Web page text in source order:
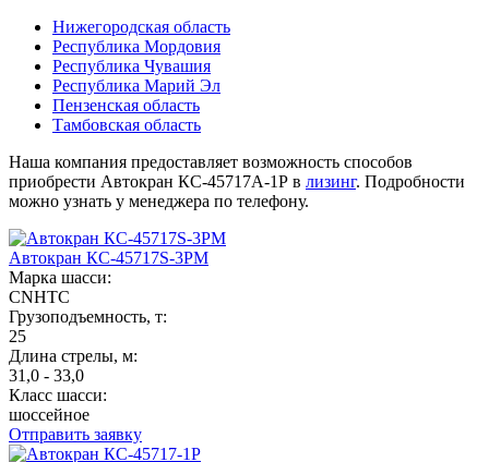
Нижегородская область
Республика Мордовия
Республика Чувашия
Республика Марий Эл
Пензенская область
Тамбовская область
Наша компания предоставляет возможность способов
приобрести Автокран КС-45717А-1Р в лизинг. Подробности
можно узнать у менеджера по телефону.
Автокран КС-45717S-3РМ
Марка шасси:
CNHTC
Грузоподъемность, т:
25
Длина стрелы, м:
31,0 - 33,0
Класс шасси:
шоссейное
Отправить заявку